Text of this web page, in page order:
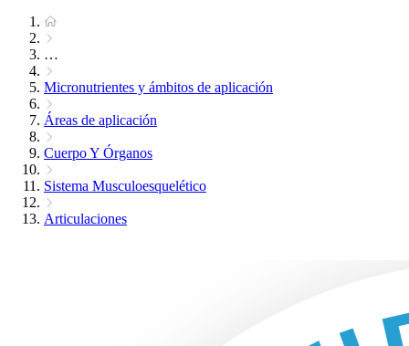
…
Micronutrientes y ámbitos de aplicación
Áreas de aplicación
Cuerpo Y Órganos
Sistema Musculoesquelético
Articulaciones